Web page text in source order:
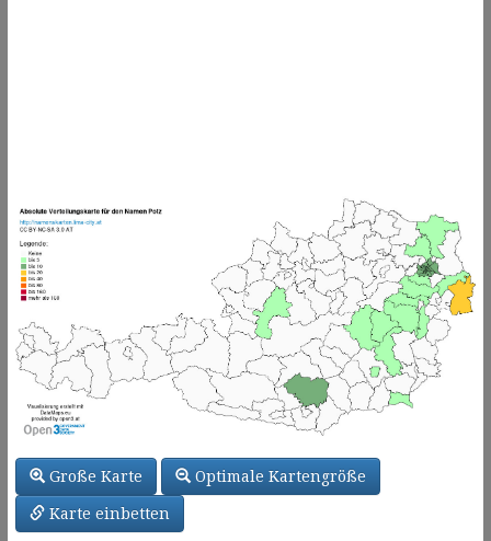
Große Karte Optimale Kartengröße
Karte einbetten